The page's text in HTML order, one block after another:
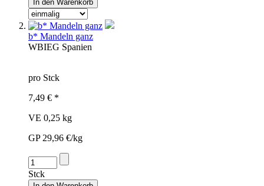
b* Mandeln ganz
WBIEG Spanien
pro Stck
7,49 € *
VE 0,25 kg
GP 29,96 €/kg
Stck